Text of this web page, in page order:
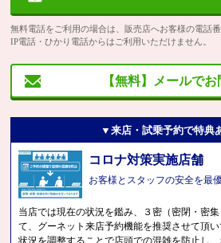
無料電話をご利用の場合は、販売店へお客様の電話番
IP電話・ひかり電話からはご利用いただけません。
【無料】メールで
▼来店・試乗予約で特典
コロナ対策実施店舗
お客様とスタッフの安全を最
当店では現在の状況を鑑み、３密（密閉・密
て、グーネット来店予約機能を推奨させて頂
状況を調整することで店頭での混雑を防止し